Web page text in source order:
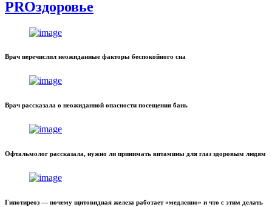
PROздоровье
Врач перечислил неожиданные факторы беспокойного сна
Врач рассказала о неожиданной опасности посещения бань
Офтальмолог рассказала, нужно ли принимать витамины для глаз здоровым людям
Гипотиреоз — почему щитовидная железа работает «медленно» и что с этим делать